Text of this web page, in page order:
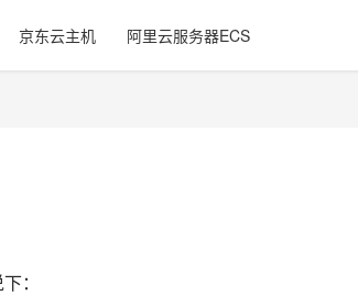
京东云主机 阿里云服务器ECS
：